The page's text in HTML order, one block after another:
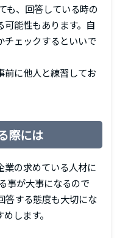
も、回答している時の
能性もあります。自
チェックするといいで
前に他人と練習してお
際には
業の求めている人材に
事が大事になるので
答する態度も大切にな
します。